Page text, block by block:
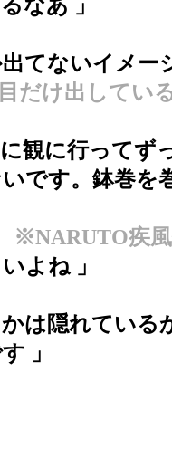
なあ 」
出てないイメ
だけ出してい
に観に行ってず
いです。鉢巻を
※NARUTO疾
よね 」
かは隠れている
」